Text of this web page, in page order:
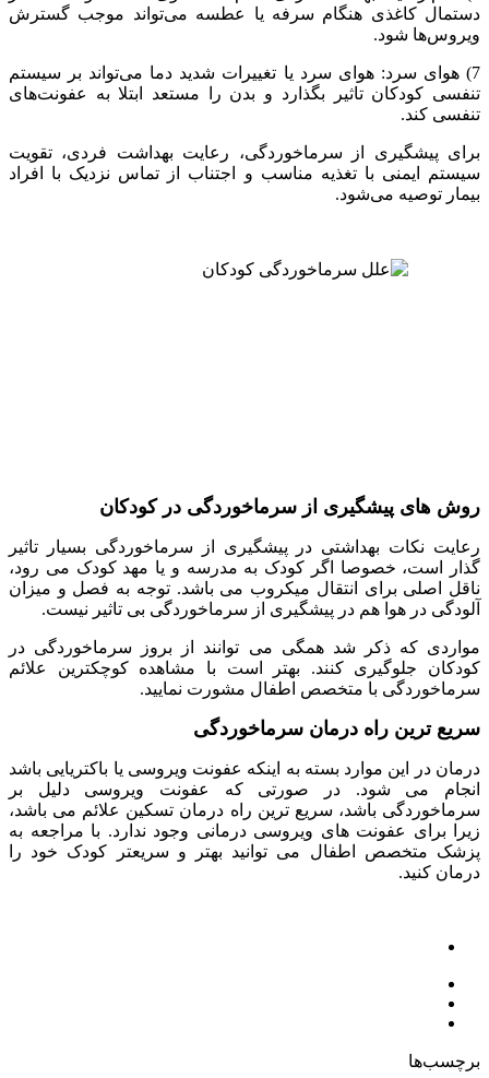
دستمال کاغذی هنگام سرفه یا عطسه می‌تواند موجب گسترش
ویروس‌ها شود.
7) هوای سرد: هوای سرد یا تغییرات شدید دما می‌تواند بر سیستم
تنفسی کودکان تاثیر بگذارد و بدن را مستعد ابتلا به عفونت‌های
تنفسی کند.
برای پیشگیری از سرماخوردگی، رعایت بهداشت فردی، تقویت
سیستم ایمنی با تغذیه مناسب و اجتناب از تماس نزدیک با افراد
بیمار توصیه می‌شود.
روش های پیشگیری از سرماخوردگی در کودکان
رعایت نکات بهداشتی در پیشگیری از سرماخوردگی بسیار تاثیر
گذار است، خصوصا اگر کودک به مدرسه و یا مهد کودک می رود،
ناقل اصلی برای انتقال میکروب می باشد. توجه به فصل و میزان
آلودگی در هوا هم در پیشگیری از سرماخوردگی بی تاثیر نیست.
مواردی که ذکر شد همگی می توانند از بروز سرماخوردگی در
کودکان جلوگیری کنند. بهتر است با مشاهده کوچکترین علائم
سرماخوردگی با متخصص اطفال مشورت نمایید.
سریع ترین راه درمان سرماخوردگی
درمان در این موارد بسته به اینکه عفونت ویروسی یا باکتریایی باشد
انجام می شود. در صورتی که عفونت ویروسی دلیل بر
سرماخوردگی باشد، سریع ترین راه درمان تسکین علائم می باشد،
زیرا برای عفونت های ویروسی درمانی وجود ندارد. با مراجعه به
پزشک متخصص اطفال می توانید بهتر و سریعتر کودک خود را
درمان کنید.
برچسب‌ها